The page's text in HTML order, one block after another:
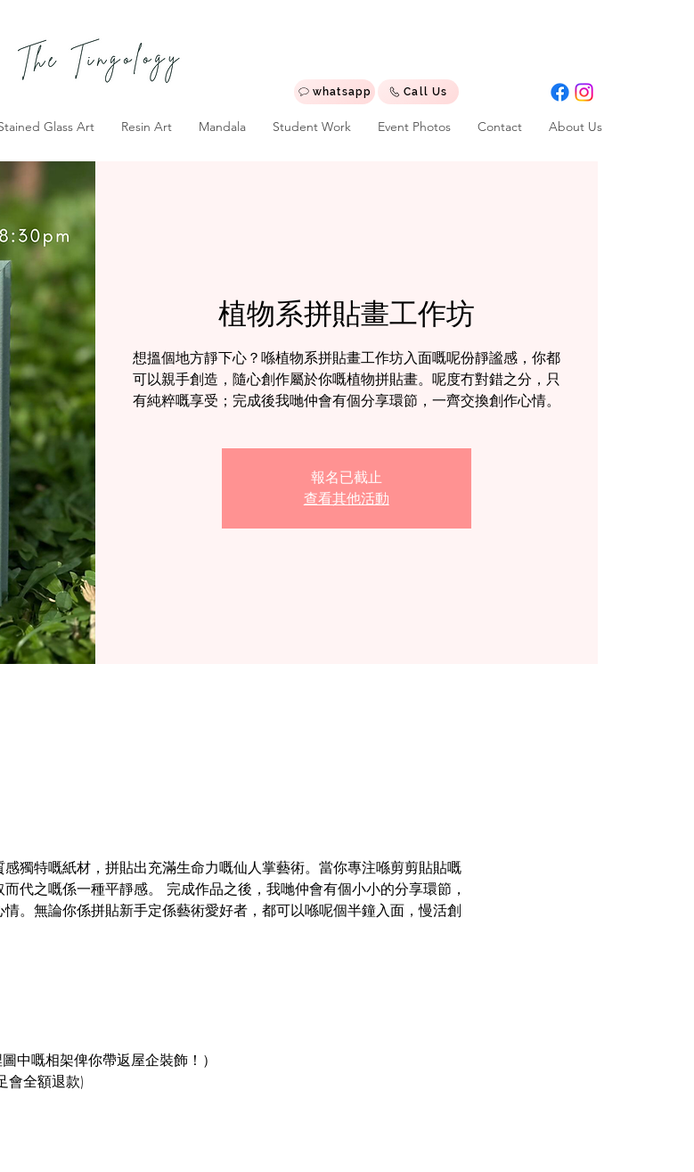
whatsapp Call Us
Glass Art Resin Art Mandala Student Work Event Photos Contact About Us
植物系拼貼畫工作坊
想搵個地方靜下心？喺植物系拼貼畫工作坊入面嘅呢份靜謐感，你都
可以親手創造，隨心創作屬於你嘅植物拼貼畫。呢度冇對錯之分，只
有純粹嘅享受；完成後我哋仲會有個分享環節，一齊交換創作心情。
報名已截止
查看其他活動
獨特嘅紙材，拼貼出充滿生命力嘅仙人掌藝術。當你專注喺剪剪貼貼嘅
代之嘅係一種平靜感。 完成作品之後，我哋仲會有個小小的分享環節，
。無論你係拼貼新手定係藝術愛好者，都可以喺呢個半鐘入面，慢活創
中嘅相架俾你帶返屋企裝飾！）
會全額退款)